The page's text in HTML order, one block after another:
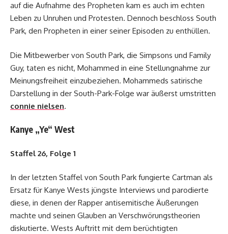
auf die Aufnahme des Propheten kam es auch im echten
Leben zu Unruhen und Protesten. Dennoch beschloss South
Park, den Propheten in einer seiner Episoden zu enthüllen.
Die Mitbewerber von South Park, die Simpsons und Family
Guy, taten es nicht, Mohammed in eine Stellungnahme zur
Meinungsfreiheit einzubeziehen. Mohammeds satirische
Darstellung in der South-Park-Folge war äußerst umstritten
connie nielsen.
Kanye „Ye“ West
Staffel 26, Folge 1
In der letzten Staffel von South Park fungierte Cartman als
Ersatz für Kanye Wests jüngste Interviews und parodierte
diese, in denen der Rapper antisemitische Äußerungen
machte und seinen Glauben an Verschwörungstheorien
diskutierte. Wests Auftritt mit dem berüchtigten